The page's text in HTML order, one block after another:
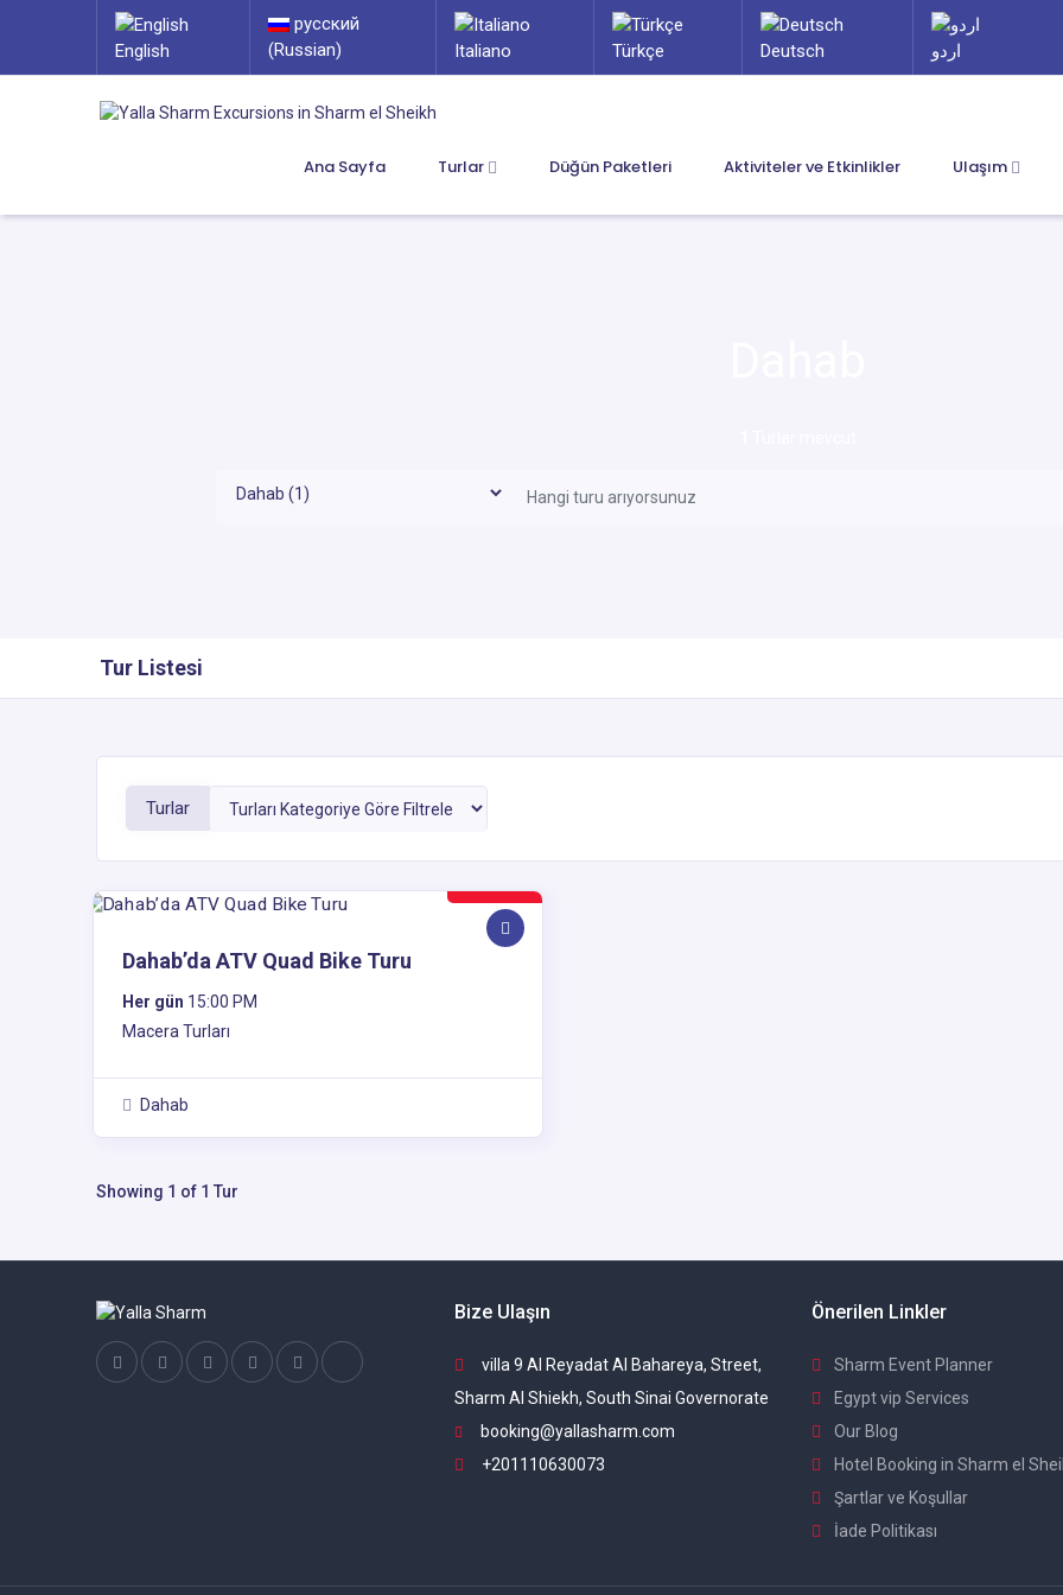
English
русский
(Russian)
Italiano Türkçe Deutsch اردو
Ana Sayfa Turlar Düğün Paketleri Aktiviteler ve Etkinlikler Ulaşım
Tur Listesi
Turlar
Dahab’da ATV Quad Bike Turu
Her gün 15:00 PM
Macera Turları
Dahab
Showing 1 of 1 Tur
Bize Ulaşın
villa 9 Al Reyadat Al Bahareya, Street,
Sharm Al Shiekh, South Sinai Governorate
booking@yallasharm.com
+201110630073
Önerilen Linkler
Sharm Event Planner
Egypt vip Services
Our Blog
Hotel Booking in Sharm el
Şartlar ve Koşullar
İade Politikası